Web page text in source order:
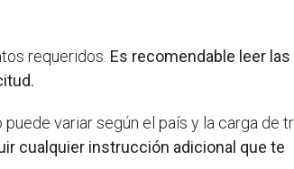
requeridos. Es recomendable leer las
variar según el país y la carga de
cualquier instrucción adicional que te